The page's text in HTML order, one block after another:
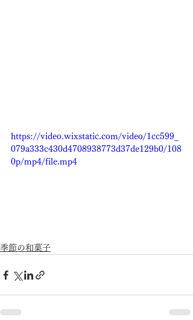
https://video.wixstatic.com/video/1cc599_
079a333c430d4708938773d37de129b0/108
0p/mp4/file.mp4
季節の和菓子